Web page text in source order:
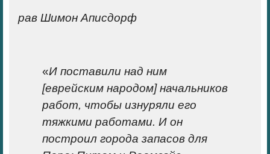
рав Шимон Аписдорф
«И поставили над ним
[еврейским народом] начальников
работ, чтобы изнуряли его
тяжкими работами. И он
построил города запасов для